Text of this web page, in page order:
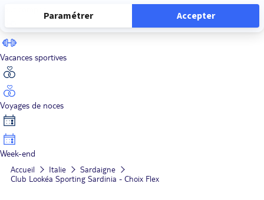
Vacances sportives
Voyages de noces
Week-end
Accueil Italie
Sardaigne
Club Lookéa Sporting Sardinia - Choix Flex